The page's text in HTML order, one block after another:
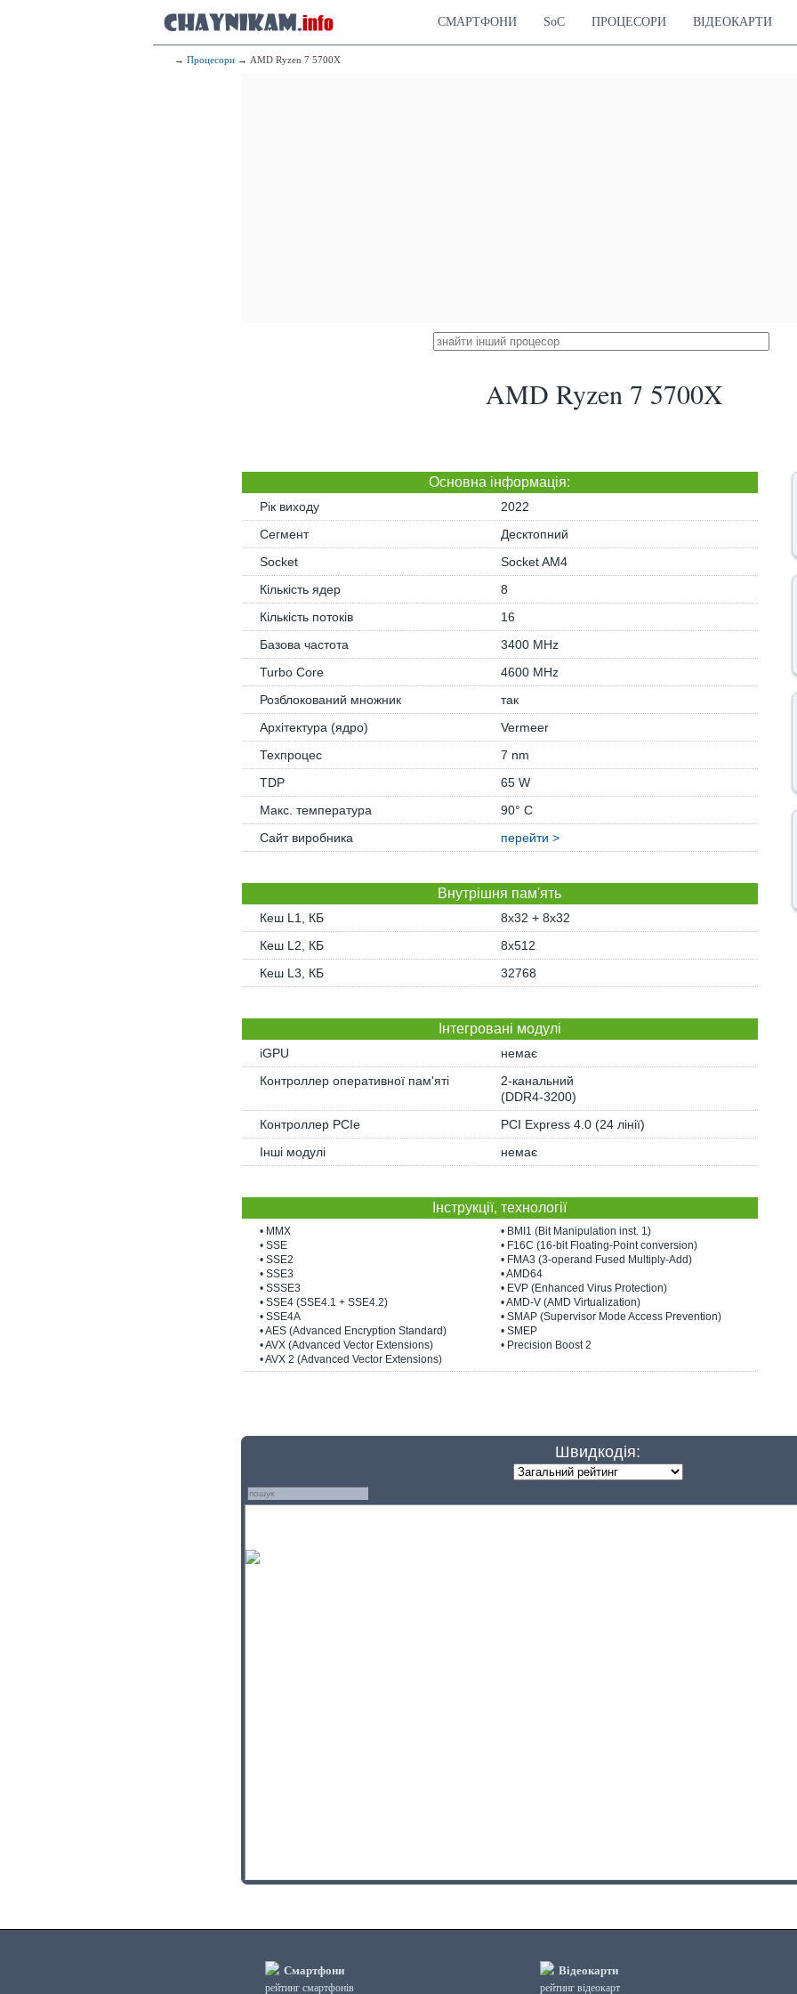
СМАРТФОНИ SoC ПРОЦЕСОРИ ВІДЕОКАРТИ
→ Процесори → AMD Ryzen 7 5700X
AMD Ryzen 7 5700X
Основна iнформація:
Рік виходу
2022
Сегмент
Десктопний
Socket
Socket AM4
Кількість ядер
8
Кількість потоків
16
Базова частота
3400 MHz
Turbo Core
4600 MHz
Розблокований множник
так
Архітектура (ядро)
Vermeer
Техпроцес
7 nm
TDP
65 W
Макс. температура
90° C
Сайт виробника
перейти >
Внутрішня пам'ять
Кеш L1, КБ
8x32 + 8x32
Кеш L2, КБ
8x512
Кеш L3, КБ
32768
Інтегровані модулі
iGPU
немає
Контроллер оперативної пам'яті
2-канальний
(DDR4-3200)
Контроллер PCIe
PCI Express 4.0 (24 лінії)
Інші модулі
немає
Інструкції, технології
• MMX
• SSE
• SSE2
• SSE3
• SSSE3
• SSE4 (SSE4.1 + SSE4.2)
• SSE4A
• AES (Advanced Encryption Standard)
• AVX (Advanced Vector Extensions)
• AVX 2 (Advanced Vector Extensions)
• BMI1 (Bit Manipulation inst. 1)
• F16C (16-bit Floating-Point conversion)
• FMA3 (3-operand Fused Multiply-Add)
• AMD64
• EVP (Enhanced Virus Protection)
• AMD-V (AMD Virtualization)
• SMAP (Supervisor Mode Access Prevention)
• SMEP
• Precision Boost 2
Швидкодія:
Смартфони
рейтинг смартфонів
Відеокарти
рейтинг відеокарт